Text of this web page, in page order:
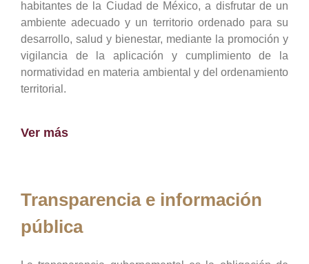
habitantes de la Ciudad de México, a disfrutar de un
ambiente adecuado y un territorio ordenado para su
desarrollo, salud y bienestar, mediante la promoción y
vigilancia de la aplicación y cumplimiento de la
normatividad en materia ambiental y del ordenamiento
territorial.
Ver más
Transparencia e información
pública